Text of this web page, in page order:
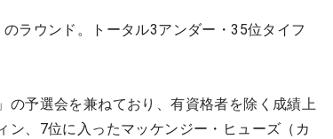
ラウンド。トータル3アンダー・35位タイフ
の予選会を兼ねており、有資格者を除く成績上
、 7位に入ったマッケンジー・ヒューズ（カ